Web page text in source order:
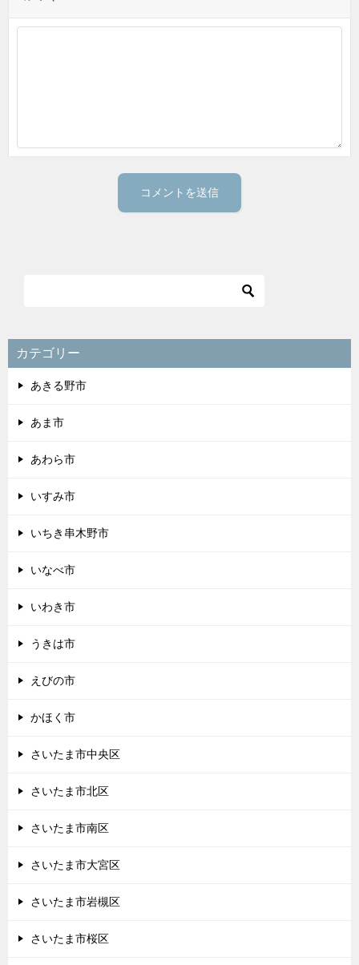
カテゴリー
あきる野市
あま市
あわら市
いすみ市
いちき串木野市
いなべ市
いわき市
うきは市
えびの市
かほく市
さいたま市中央区
さいたま市北区
さいたま市南区
さいたま市大宮区
さいたま市岩槻区
さいたま市桜区